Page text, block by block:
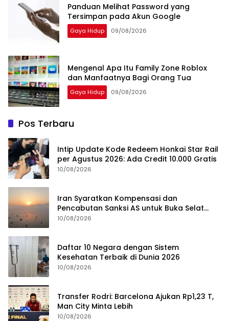
Panduan Melihat Password yang
Tersimpan pada Akun Google
Gaya Hidup 09/08/2026
Mengenal Apa Itu Family Zone Roblox
dan Manfaatnya Bagi Orang Tua
Gaya Hidup 09/08/2026
Pos Terbaru
Intip Update Kode Redeem Honkai Star Rail
per Agustus 2026: Ada Credit 10.000 Gratis
10/08/2026
Iran Syaratkan Kompensasi dan
Pencabutan Sanksi AS untuk Buka Selat
Hormuz
10/08/2026
Daftar 10 Negara dengan Sistem
Kesehatan Terbaik di Dunia 2026
10/08/2026
Transfer Rodri: Barcelona Ajukan Rp1,23 T,
Man City Minta Lebih
10/08/2026